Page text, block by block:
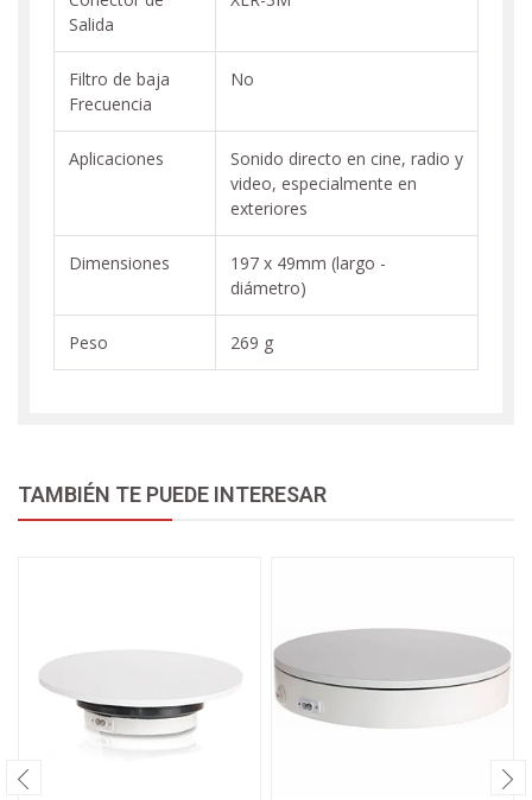
Salida
Filtro de baja
Frecuencia
No
Aplicaciones
Sonido directo en cine, radio y
video, especialmente en
exteriores
Dimensiones
197 x 49mm (largo -
diámetro)
Peso 269 g
TAMBIÉN TE PUEDE INTERESAR